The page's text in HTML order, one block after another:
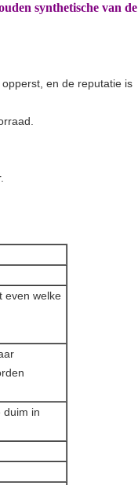
synthetische van de
en de reputatie is
even welke
duim in